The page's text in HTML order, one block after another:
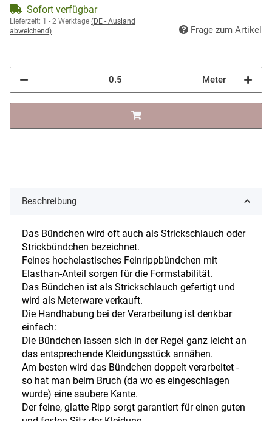
Sofort verfügbar
Lieferzeit: 1 - 2 Werktage (DE - Ausland
abweichend)
Frage zum Artikel
Meter
Beschreibung
Das Bündchen wird oft auch als Strickschlauch oder
Strickbündchen bezeichnet.
Feines hochelastisches Feinrippbündchen mit
Elasthan-Anteil sorgen für die Formstabilität.
Das Bündchen ist als Strickschlauch gefertigt und
wird als Meterware verkauft.
Die Handhabung bei der Verarbeitung ist denkbar
einfach:
Die Bündchen lassen sich in der Regel ganz leicht an
das entsprechende Kleidungsstück annähen.
Am besten wird das Bündchen doppelt verarbeitet -
so hat man beim Bruch (da wo es eingeschlagen
wurde) eine saubere Kante.
Der feine, glatte Ripp sorgt garantiert für einen guten